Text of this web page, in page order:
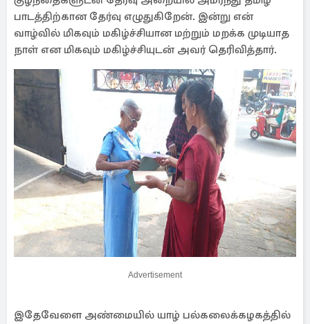
பாடத்திற்கான தேர்வு எழுதுகிறேன். இன்று என்
வாழ்வில் மிகவும் மகிழ்ச்சியான மற்றும் மறக்க முடியாத
நாள் என மிகவும் மகிழ்ச்சியுடன் அவர் தெரிவித்தார்.
Advertisement
இதேவேளை அண்மையில் யாழ் பல்கலைக்கழகத்தில்